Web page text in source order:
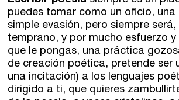
puedes tomar como un oficio,
simple evasión, pero siempre
temprano, y por mucho esfuerzo y
que le pongas, una práctica
de creación poética, pretende ser
una incitación) a los lenguajes
dirigido a ti, que quieres